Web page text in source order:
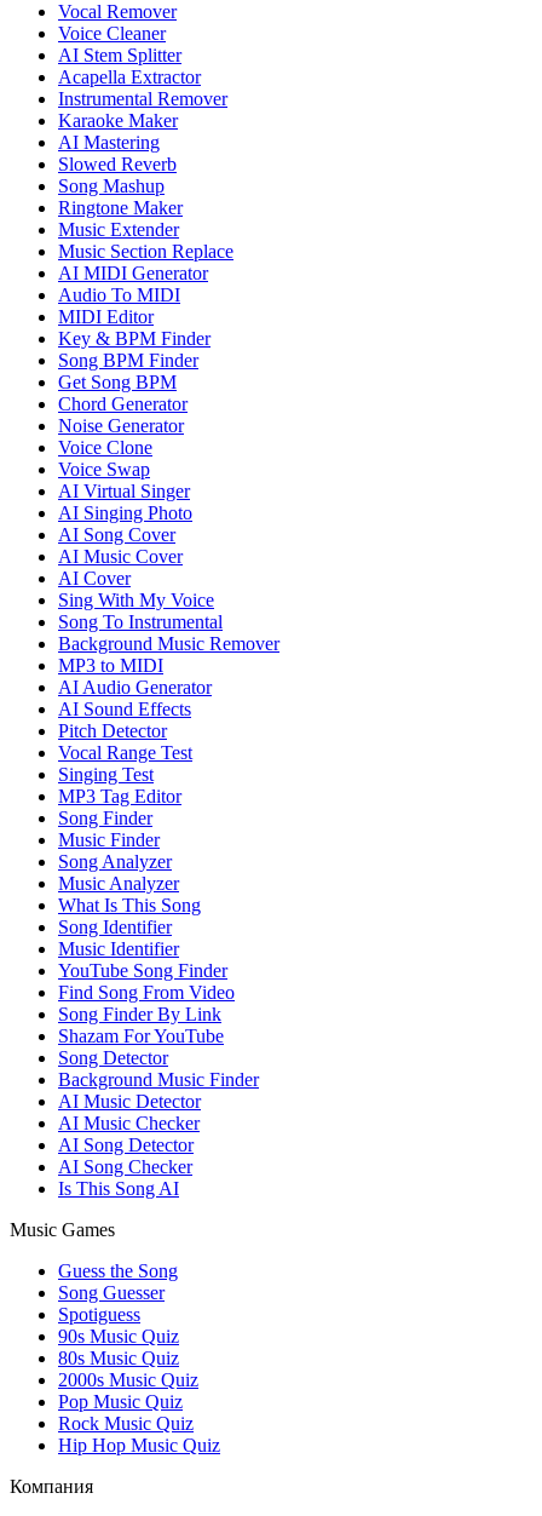
Vocal Remover
Voice Cleaner
AI Stem Splitter
Acapella Extractor
Instrumental Remover
Karaoke Maker
AI Mastering
Slowed Reverb
Song Mashup
Ringtone Maker
Music Extender
Music Section Replace
AI MIDI Generator
Audio To MIDI
MIDI Editor
Key & BPM Finder
Song BPM Finder
Get Song BPM
Chord Generator
Noise Generator
Voice Clone
Voice Swap
AI Virtual Singer
AI Singing Photo
AI Song Cover
AI Music Cover
AI Cover
Sing With My Voice
Song To Instrumental
Background Music Remover
MP3 to MIDI
AI Audio Generator
AI Sound Effects
Pitch Detector
Vocal Range Test
Singing Test
MP3 Tag Editor
Song Finder
Music Finder
Song Analyzer
Music Analyzer
What Is This Song
Song Identifier
Music Identifier
YouTube Song Finder
Find Song From Video
Song Finder By Link
Shazam For YouTube
Song Detector
Background Music Finder
AI Music Detector
AI Music Checker
AI Song Detector
AI Song Checker
Is This Song AI
Music Games
Guess the Song
Song Guesser
Spotiguess
90s Music Quiz
80s Music Quiz
2000s Music Quiz
Pop Music Quiz
Rock Music Quiz
Hip Hop Music Quiz
Компания